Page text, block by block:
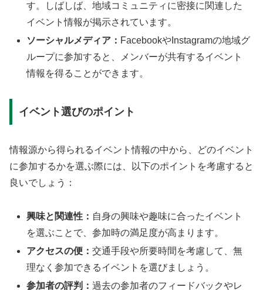
す。しばしば、地域コミュニティに密接に関連した
イベント情報が掲示されています。
ソーシャルメディア： FacebookやInstagramの地域グ
ループに参加すると、メンバーが共有するイベント
情報を得ることができます。
イベント選びのポイント
情報源から得られるイベント情報の中から、どのイベント
に参加するかを選ぶ際には、以下のポイントを考慮すると
良いでしょう：
興味と関連性： 自身の興味や趣味に合ったイベント
を選ぶことで、参加時の満足度が高まります。
アクセスの便：交通手段や所要時間を考慮して、無
理なく参加できるイベントを選びましょう。
参加者の評判：過去の参加者のフィードバックやレ